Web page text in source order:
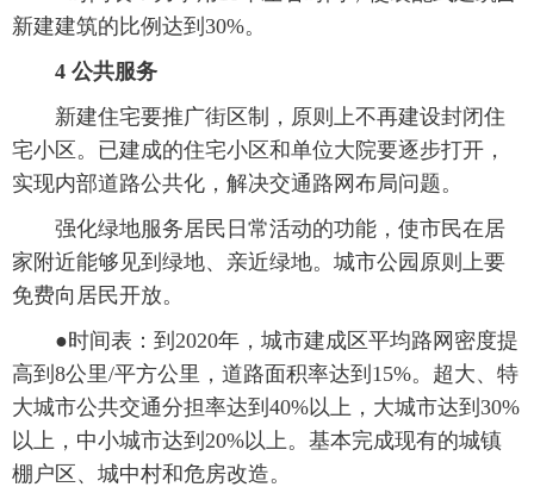
新建建筑的比例达到30%。
4 公共服务
新建住宅要推广街区制，原则上不再建设封闭住
宅小区。已建成的住宅小区和单位大院要逐步打开，
实现内部道路公共化，解决交通路网布局问题。
强化绿地服务居民日常活动的功能，使市民在居
家附近能够见到绿地、亲近绿地。城市公园原则上要
免费向居民开放。
●时间表：到2020年，城市建成区平均路网密度提
高到8公里/平方公里，道路面积率达到15%。超大、特
大城市公共交通分担率达到40%以上，大城市达到30%
以上，中小城市达到20%以上。基本完成现有的城镇
棚户区、城中村和危房改造。